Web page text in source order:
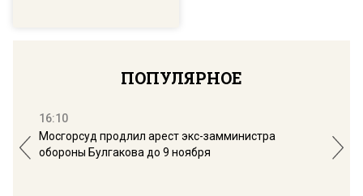
ПОПУЛЯРНОЕ
16:10
Мосгорсуд продлил арест экс-замминистра
обороны Булгакова до 9 ноября